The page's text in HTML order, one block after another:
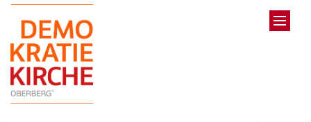
Zum Inhalt springen